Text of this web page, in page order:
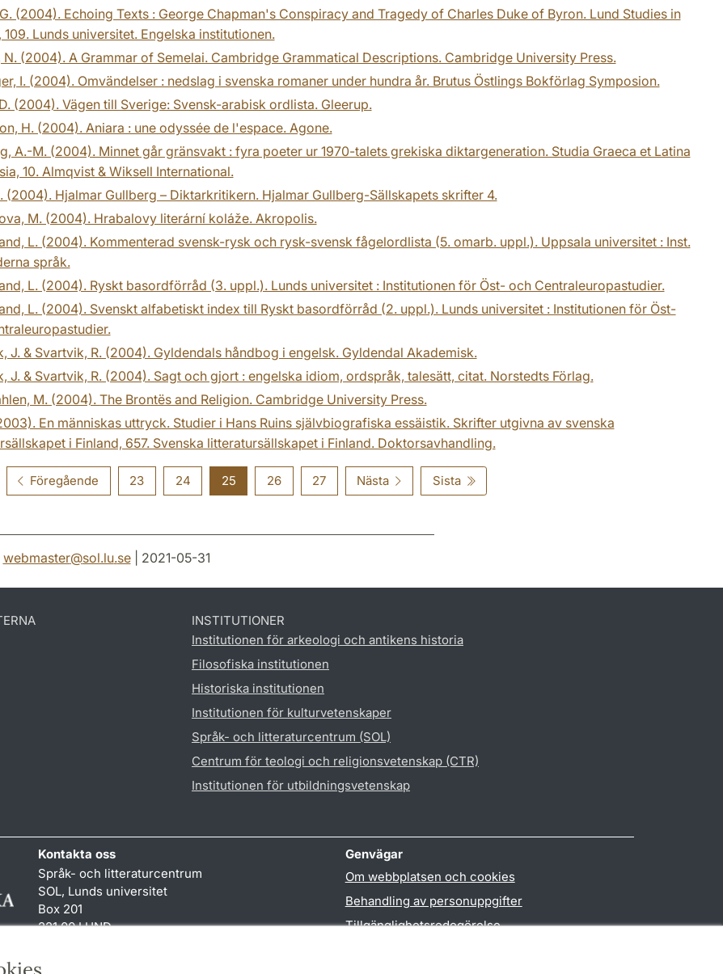
(2004). Echoing Texts : George Chapman's Conspiracy and Tragedy of Charles Duke of Byron. Lund Studies in
109. Lunds universitet. Engelska institutionen.
N. (2004). A Grammar of Semelai. Cambridge Grammatical Descriptions. Cambridge University Press.
I. (2004). Omvändelser : nedslag i svenska romaner under hundra år. Brutus Östlings Bokförlag Symposion.
(2004). Vägen till Sverige: Svensk-arabisk ordlista. Gleerup.
H. (2004). Aniara : une odyssée de l'espace. Agone.
A.-M. (2004). Minnet går gränsvakt : fyra poeter ur 1970-talets grekiska diktargeneration. Studia Graeca et Latina
10. Almqvist & Wiksell International.
(2004). Hjalmar Gullberg – Diktarkritikern. Hjalmar Gullberg-Sällskapets skrifter 4.
M. (2004). Hrabalovy literární koláže. Akropolis.
L. (2004). Kommenterad svensk-rysk och rysk-svensk fågelordlista (5. omarb. uppl.). Uppsala universitet : Inst.
språk.
L. (2004). Ryskt basordförråd (3. uppl.). Lunds universitet : Institutionen för Öst- och Centraleuropastudier.
L. (2004). Svenskt alfabetiskt index till Ryskt basordförråd (2. uppl.). Lunds universitet : Institutionen för Öst-
J. & Svartvik, R. (2004). Gyldendals håndbog i engelsk. Gyldendal Akademisk.
J. & Svartvik, R. (2004). Sagt och gjort : engelska idiom, ordspråk, talesätt, citat. Norstedts Förlag.
M. (2004). The Brontës and Religion. Cambridge University Press.
En människas uttryck. Studier i Hans Ruins självbiografiska essäistik. Skrifter utgivna av svenska
i Finland, 657. Svenska litteratursällskapet i Finland. Doktorsavhandling.
Föregående 23 24 25 26 27 Nästa Sista
webmaster@sol.lu.se| 2021-05-31
INSTITUTIONER
Institutionen för arkeologi och antikens historia
Filosofiska institutionen
Historiska institutionen
Institutionen för kulturvetenskaper
Språk- och litteraturcentrum (SOL)
Centrum för teologi och religionsvetenskap (CTR)
Institutionen för utbildningsvetenskap
Kontakta oss
Språk- och litteraturcentrum
SOL, Lunds universitet
Box 201
221 00 LUND
reception
Genvägar
Om webbplatsen och cookies
Behandling av personuppgifter
Tillgänglighetsredogörelse